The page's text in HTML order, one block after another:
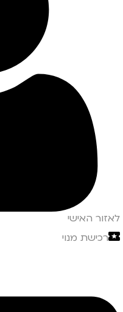
לאזור האישי
רכישת מנוי